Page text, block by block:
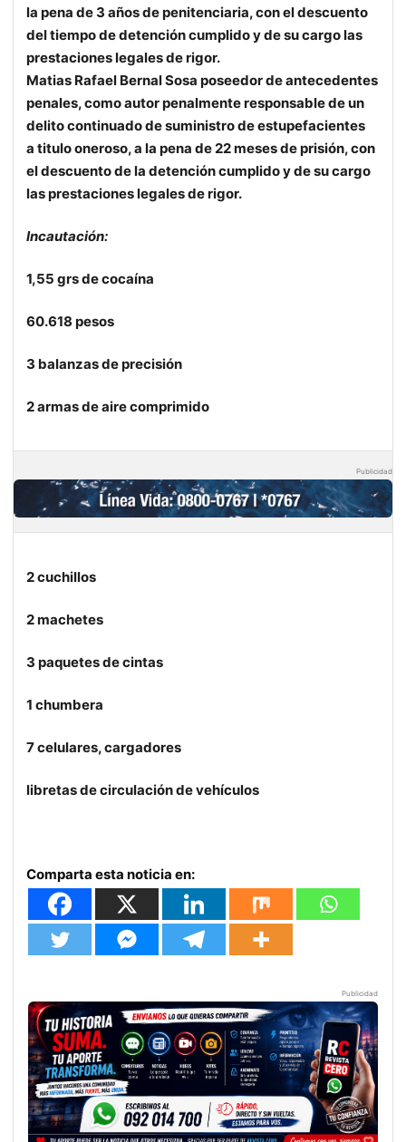
la pena de 3 años de penitenciaria, con el descuento
del tiempo de detención cumplido y de su cargo las
prestaciones legales de rigor.
Matias Rafael Bernal Sosa poseedor de antecedentes
penales, como autor penalmente responsable de un
delito continuado de suministro de estupefacientes
a titulo oneroso, a la pena de 22 meses de prisión, con
el descuento de la detención cumplido y de su cargo
las prestaciones legales de rigor.
Incautación:
1,55 grs de cocaína
60.618 pesos
3 balanzas de precisión
2 armas de aire comprimido
Publicidad
2 cuchillos
2 machetes
3 paquetes de cintas
1 chumbera
7 celulares, cargadores
libretas de circulación de vehículos
Comparta esta noticia en:
Publicidad